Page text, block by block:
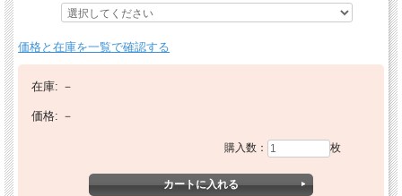
価格と在庫を一覧で確認する
在庫: －
価格: －
購入数： 枚